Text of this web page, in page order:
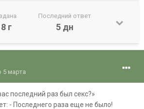
г
Последний ответ
5 дн
5 марта
последний раз был секс?»
- Последнего раза еще не было!